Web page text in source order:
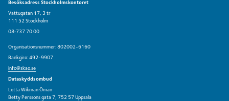
Besöksadress Stockholmskontoret
Vattugatan 17, 3 tr
111 52 Stockholm
08‑737 70 00
Organisationsnummer: 802002-6160
Bankgiro: 492-9907
info@skao.se
Dataskyddsombud
Lotta Wikman Öman
Betty Perssons gata 7, 752 57 Uppsala